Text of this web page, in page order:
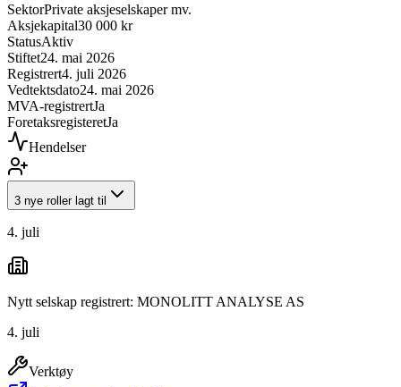
SektorPrivate aksjeselskaper mv.
Aksjekapital30 000 kr
StatusAktiv
Stiftet24. mai 2026
Registrert4. juli 2026
Vedtektsdato24. mai 2026
MVA-registrertJa
ForetaksregisteretJa
Hendelser
3 nye roller lagt til
4. juli
Nytt selskap registrert: MONOLITT ANALYSE AS
4. juli
Verktøy